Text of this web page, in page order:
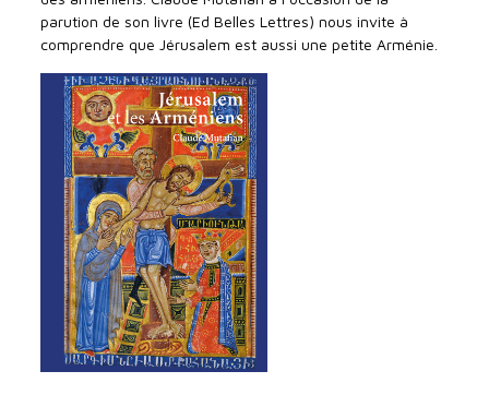
parution de son livre (Ed Belles Lettres) nous invite à
comprendre que Jérusalem est aussi une petite Arménie.